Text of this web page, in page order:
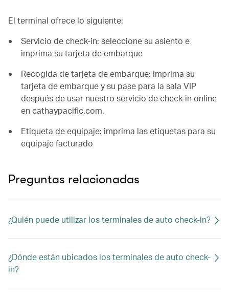
El terminal ofrece lo siguiente:
Servicio de check-in: seleccione su asiento e
imprima su tarjeta de embarque
Recogida de tarjeta de embarque: imprima su
tarjeta de embarque y su pase para la sala VIP
después de usar nuestro servicio de check-in online
en cathaypacific.com.
Etiqueta de equipaje: imprima las etiquetas para su
equipaje facturado
Preguntas relacionadas
¿Quién puede utilizar los terminales de auto check-in?
¿Dónde están ubicados los terminales de auto check-
in?